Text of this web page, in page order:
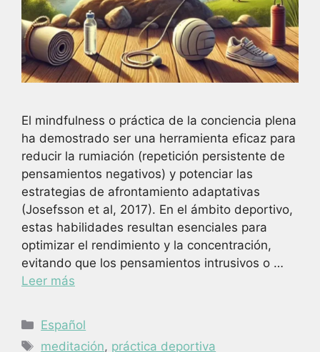
El mindfulness o práctica de la conciencia plena
ha demostrado ser una herramienta eficaz para
reducir la rumiación (repetición persistente de
pensamientos negativos) y potenciar las
estrategias de afrontamiento adaptativas
(Josefsson et al, 2017). En el ámbito deportivo,
estas habilidades resultan esenciales para
optimizar el rendimiento y la concentración,
evitando que los pensamientos intrusivos o …
Leer más
Categorías
Español
Etiquetas
meditación, práctica deportiva